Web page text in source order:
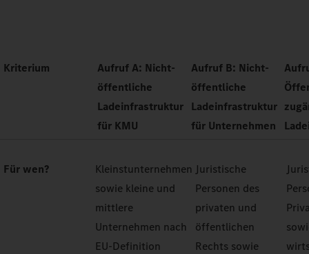
Kriterium
Aufruf A: Nicht-
öffentliche
Ladeinfrastruktur
für KMU
Aufruf B: Nicht-
öffentliche
Ladeinfrastruktur
für Unternehmen
Für wen?
Kleinstunternehmen
sowie kleine und
mittlere
Unternehmen nach
EU-Definition
Juristische
Personen des
privaten und
öffentlichen
Rechts sowie